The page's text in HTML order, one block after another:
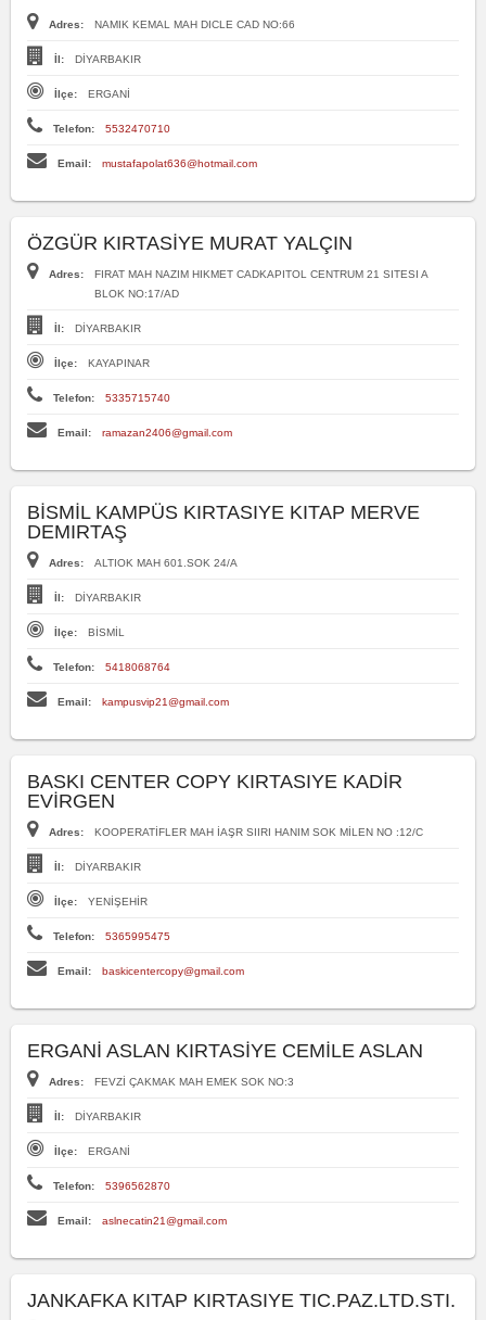
Adres: NAMIK KEMAL MAH DICLE CAD NO:66
İl: DİYARBAKIR
İlçe: ERGANİ
Telefon: 5532470710
Email: mustafapolat636@hotmail.com
ÖZGÜR KIRTASİYE MURAT YALÇIN
Adres:
FIRAT MAH NAZIM HIKMET CADKAPITOL CENTRUM 21 SITESI A
BLOK NO:17/AD
İl: DİYARBAKIR
İlçe: KAYAPINAR
Telefon: 5335715740
Email: ramazan2406@gmail.com
BİSMİL KAMPÜS KIRTASIYE KITAP MERVE
DEMIRTAŞ
Adres: ALTIOK MAH 601.SOK 24/A
İl: DİYARBAKIR
İlçe: BİSMİL
Telefon: 5418068764
Email: kampusvip21@gmail.com
BASKI CENTER COPY KIRTASIYE KADİR
EVİRGEN
Adres: KOOPERATİFLER MAH İAŞR SIIRI HANIM SOK MİLEN NO :12/C
İl: DİYARBAKIR
İlçe: YENİŞEHİR
Telefon: 5365995475
Email: baskicentercopy@gmail.com
ERGANİ ASLAN KIRTASİYE CEMİLE ASLAN
Adres: FEVZİ ÇAKMAK MAH EMEK SOK NO:3
İl: DİYARBAKIR
İlçe: ERGANİ
Telefon: 5396562870
Email: aslnecatin21@gmail.com
JANKAFKA KITAP KIRTASIYE TIC.PAZ.LTD.STI.